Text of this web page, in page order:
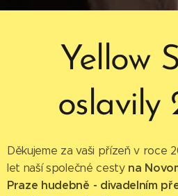
Yellow
oslavily
Děkujeme za vaši přízeň v roce
let naší společné cesty na
Praze hudebně - divadelním